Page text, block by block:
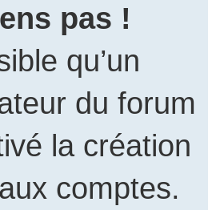
pas !
qu’un
du forum
la création
comptes.